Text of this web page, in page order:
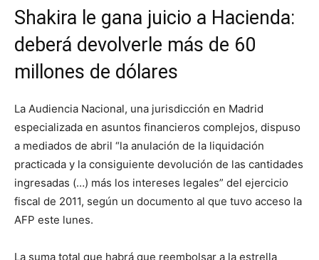
Shakira le gana juicio a Hacienda:
deberá devolverle más de 60
millones de dólares
La Audiencia Nacional, una jurisdicción en Madrid
especializada en asuntos financieros complejos, dispuso
a mediados de abril “la anulación de la liquidación
practicada y la consiguiente devolución de las cantidades
ingresadas (…) más los intereses legales” del ejercicio
fiscal de 2011, según un documento al que tuvo acceso la
AFP este lunes.
La suma total que habrá que reembolsar a la estrella